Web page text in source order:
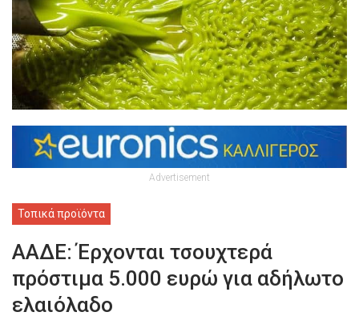
Advertisement
Τοπικά προϊόντα
ΑΑΔΕ: Έρχονται τσουχτερά
πρόστιμα 5.000 ευρώ για αδήλωτο
ελαιόλαδο